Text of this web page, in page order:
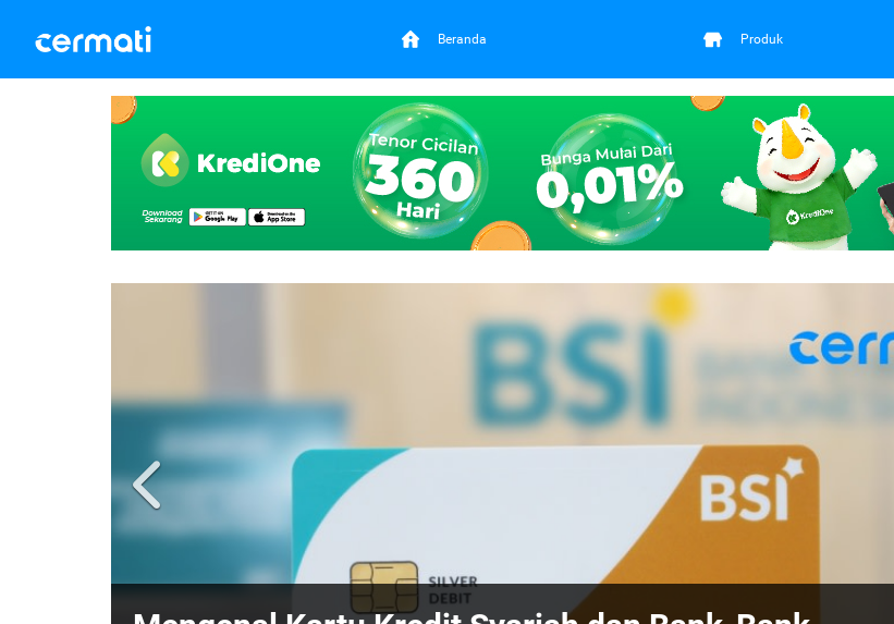
Beranda Produk
Deposito Syariah vs Konvensional, Manakah
Previous